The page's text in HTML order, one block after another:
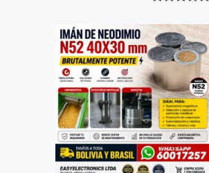
con5.00 de
5 en base
avaloración
de un
cliente